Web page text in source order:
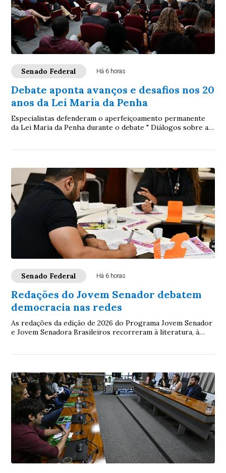
Senado Federal Há 6 horas
Debate aponta avanços e desafios nos 20
anos da Lei Maria da Penha
Especialistas defenderam o aperfeiçoamento permanente
da Lei Maria da Penha durante o debate " Diálogos sobre a
Senado Federal Há 6 horas
Redações do Jovem Senador debatem
democracia nas redes
As redações da edição de 2026 do Programa Jovem Senador
e Jovem Senadora Brasileiros recorreram à literatura, à